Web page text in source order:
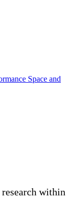
Space and
within